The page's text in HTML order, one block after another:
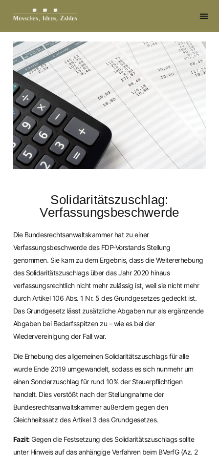
Solidaritätszuschlag:
Verfassungsbeschwerde
Die Bundesrechtsanwaltskammer hat zu einer
Verfassungsbeschwerde des FDP-Vorstands Stellung
genommen. Sie kam zu dem Ergebnis, dass die Weitererhebung
des Solidaritätszuschlags über das Jahr 2020 hinaus
verfassungsrechtlich nicht mehr zulässig ist, weil sie nicht mehr
durch Artikel 106 Abs. 1 Nr. 5 des Grundgesetzes gedeckt ist.
Das Grundgesetz lässt zusätzliche Abgaben nur als ergänzende
Abgaben bei Bedarfsspitzen zu – wie es bei der
Wiedervereinigung der Fall war.
Die Erhebung des allgemeinen Solidaritätszuschlags für alle
wurde Ende 2019 umgewandelt, sodass es sich nunmehr um
einen Sonderzuschlag für rund 10% der Steuerpflichtigen
handelt. Dies verstößt nach der Stellungnahme der
Bundesrechtsanwaltskammer außerdem gegen den
Gleichheitssatz des Artikel 3 des Grundgesetzes.
Fazit:Gegen die Festsetzung des Solidaritätszuschlags sollte
unter Hinweis auf das anhängige Verfahren beim BVerfG (Az. 2